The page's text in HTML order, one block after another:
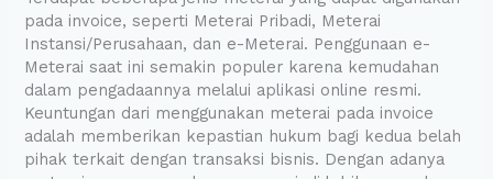
pada invoice, seperti Meterai Pribadi, Meterai
Instansi/Perusahaan, dan e-Meterai. Penggunaan e-
Meterai saat ini semakin populer karena kemudahan
dalam pengadaannya melalui aplikasi online resmi.
Keuntungan dari menggunakan meterai pada invoice
adalah memberikan kepastian hukum bagi kedua belah
pihak terkait dengan transaksi bisnis. Dengan adanya